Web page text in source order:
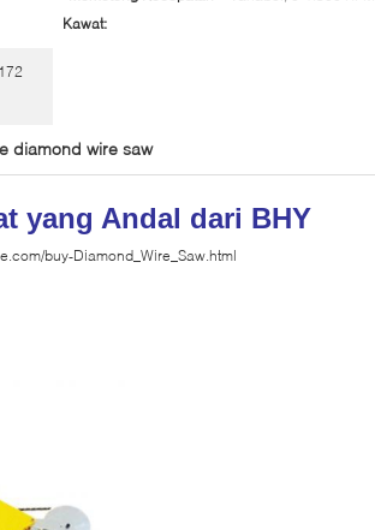
Kawat:
diamond wire saw
yang Andal dari BHY
buy-Diamond_Wire_Saw.html